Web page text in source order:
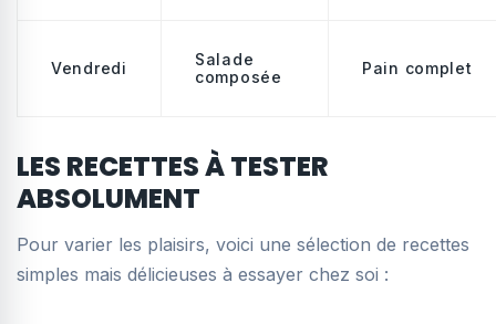
Vendredi
Salade
composée
Pain complet
LES RECETTES À TESTER
ABSOLUMENT
Pour varier les plaisirs, voici une sélection de recettes
simples mais délicieuses à essayer chez soi :